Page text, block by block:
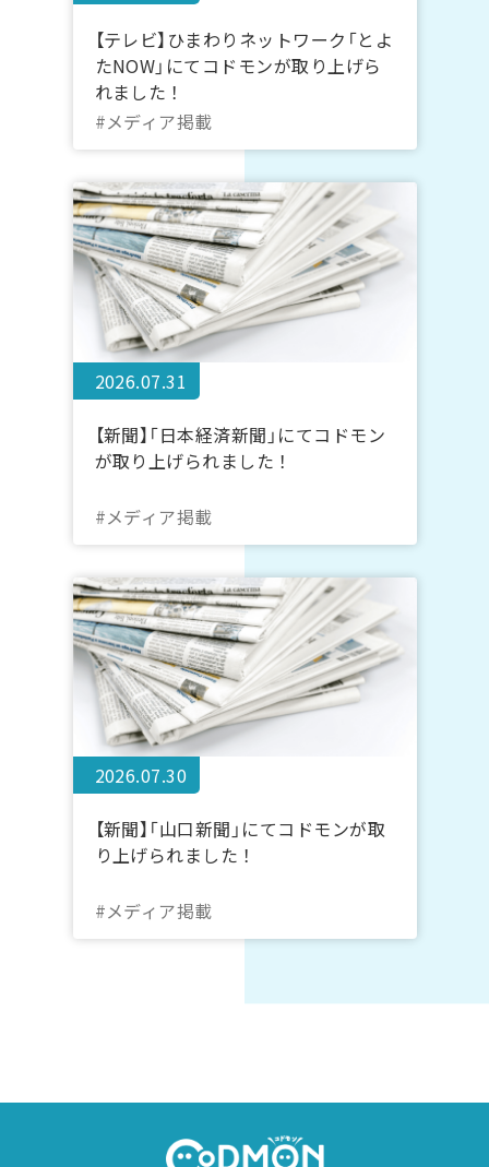
【テレビ】ひまわりネットワーク「とよ
たNOW」にてコドモンが取り上げら
れました！
#メディア掲載
2026.07.31
【新聞】「日本経済新聞」にてコドモン
が取り上げられました！
#メディア掲載
2026.07.30
【新聞】「山口新聞」にてコドモンが取
り上げられました！
#メディア掲載